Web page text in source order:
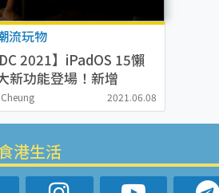
流玩物
2021】iPadOS 15懶
新功能登場！新增
工具+多工處理操作更
2021.06.08
港生活